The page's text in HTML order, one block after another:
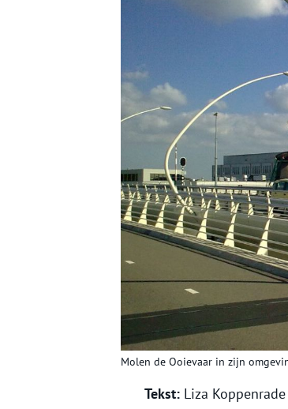
Molen de Ooievaar in zijn
Tekst: Liza Koppenrade